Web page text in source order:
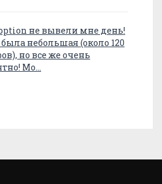
не вывели мне день!
небольшая (около 120
но все же очень
Мо…